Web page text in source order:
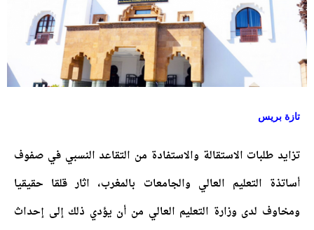
تازة بريس
تزايد طلبات الاستقالة والاستفادة من التقاعد النسبي في صفوف
أساتذة التعليم العالي والجامعات بالمغرب، اثار قلقا حقيقيا
ومخاوف لدى وزارة التعليم العالي من أن يؤدي ذلك إلى إحداث